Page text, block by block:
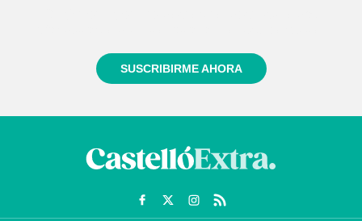
SUSCRIBIRME AHORA